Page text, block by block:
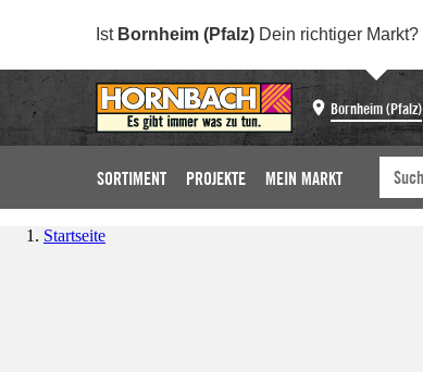
Ist Bornheim (Pfalz) Dein richtiger Markt?
Bornheim (Pfalz)
SORTIMENT PROJEKTE MEIN MARKT
Startseite